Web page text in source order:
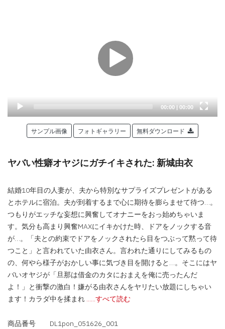
Current
00:00 | Total
duration
00:00
サンプル画像 フォトギャラリー 無料ダウンロード
ヤバい性癖オヤジにガチイキされた: 新城由衣
結婚10年目の人妻が、夫から特別なサプライズプレゼントがある
とホテルに宿泊。夫が到着するまで心に期待を膨らませて待つ…。
つもりがエッチな妄想に興奮してオナニーをおっ始めちゃいま
す。気分も高まり興奮MAXにイキかけた時、ドアをノックする音
が…。「夫との約束でドアをノックされたら目をつぶって黙って待
つこと」と言われていた由衣さん。言われた通りにしてみるもの
の、何やら様子がおかしい事に気づき目を開けると…。そこにはヤ
バいオヤジが「旦那は借金のカタにおまえを俺に売ったんだ
よ！」と衝撃の激白！嫌がる由衣さんをヤリたい放題にしちゃい
ます！カラダ中を揉まれ ......すべて読む
商品番号
DL1pon_051626_001